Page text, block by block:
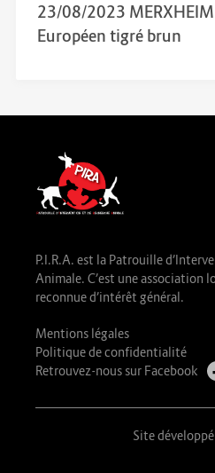
23/08/2023 MERXHEIM
Européen tigré brun
P.I.R.A. est la Patrouille
Animale. C’est une association
reconnue d’intérêt général.
Mentions légales
Politique de confidentialité
Retrouvez-nous sur Facebook
Site